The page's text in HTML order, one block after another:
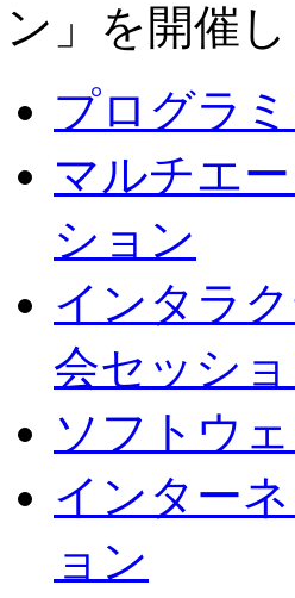
ン」を開催し
プログラ
マルチエ
ション
インタラ
会セッシ
ソフトウ
インター
ョン